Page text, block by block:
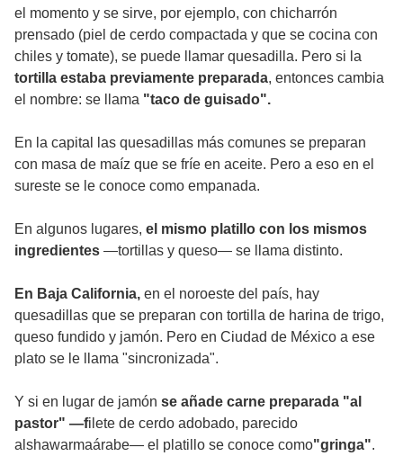
el momento y se sirve, por ejemplo, con chicharrón
prensado (piel de cerdo compactada y que se cocina con
chiles y tomate), se puede llamar quesadilla. Pero si la
tortilla estaba previamente preparada, entonces cambia
el nombre: se llama "taco de guisado".
En la capital las quesadillas más comunes se preparan
con masa de maíz que se fríe en aceite. Pero a eso en el
sureste se le conoce como empanada.
En algunos lugares, el mismo platillo con los mismos
ingredientes —tortillas y queso— se llama distinto.
En Baja California, en el noroeste del país, hay
quesadillas que se preparan con tortilla de harina de trigo,
queso fundido y jamón. Pero en Ciudad de México a ese
plato se le llama "sincronizada".
Y si en lugar de jamón se añade carne preparada "al
pastor" —filete de cerdo adobado, parecido
alshawarmaárabe— el platillo se conoce como"gringa".